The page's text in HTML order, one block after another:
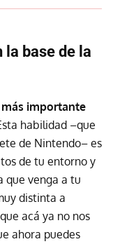
base de la
importante
Esta habilidad –que
de Nintendo– es
de tu entorno y
que venga a tu
distinta a
acá ya no nos
ahora puedes